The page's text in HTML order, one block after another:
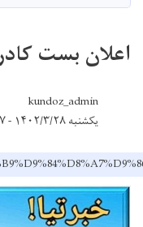
اعلان بست
kundoz_admin
یکشنبه ۱۴۰۲/۳/۲۸ - ۱۴:۴۷